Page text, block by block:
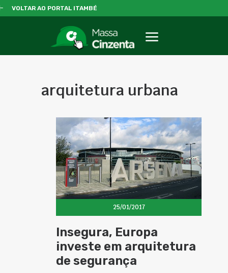
VOLTAR AO PORTAL ITAMBÉ
arquitetura urbana
25/01/2017
Insegura, Europa
investe em arquitetura
de segurança